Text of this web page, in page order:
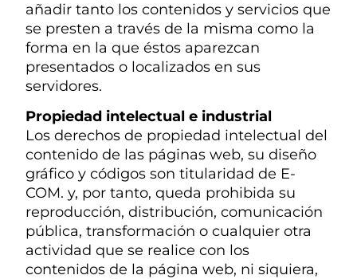
añadir tanto los contenidos y servicios que
se presten a través de la misma como la
forma en la que éstos aparezcan
presentados o localizados en sus
servidores.
Propiedad intelectual e industrial
Los derechos de propiedad intelectual del
contenido de las páginas web, su diseño
gráfico y códigos son titularidad de E-
COM. y, por tanto, queda prohibida su
reproducción, distribución, comunicación
pública, transformación o cualquier otra
actividad que se realice con los
contenidos de la página web, ni siquiera,